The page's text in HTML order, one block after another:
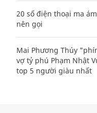
20 số điện thoại ma
nên gọi
Mai Phương Thúy
vợ tỷ phú Phạm Nhật
top 5 người giàu nhất